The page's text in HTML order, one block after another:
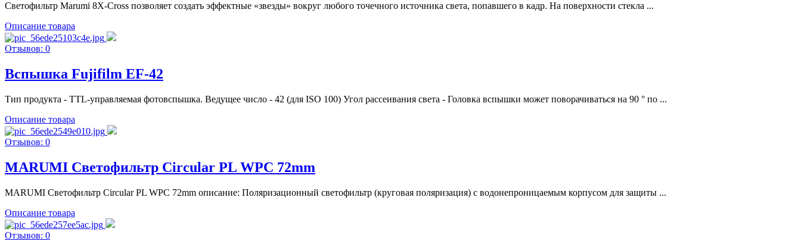
Светофильтр Marumi 8X-Cross позволяет создать эффектные «звезды» вокруг любого точечного источника света, попавшего в кадр. На поверхности стекла ...
Описание товара
Отзывов: 0
Вспышка Fujifilm EF-42
Тип продукта - TTL-управляемая фотовспышка. Ведущее число - 42 (для ISO 100) Угол рассеивания света - Головка вспышки может поворачиваться на 90 ° по ...
Описание товара
Отзывов: 0
MARUMI Светофильтр Circular PL WPC 72mm
MARUMI Светофильтр Circular PL WPC 72mm описание: Поляризационный светофильтр (круговая поляризация) с водонепроницаемым корпусом для защиты ...
Описание товара
Отзывов: 0